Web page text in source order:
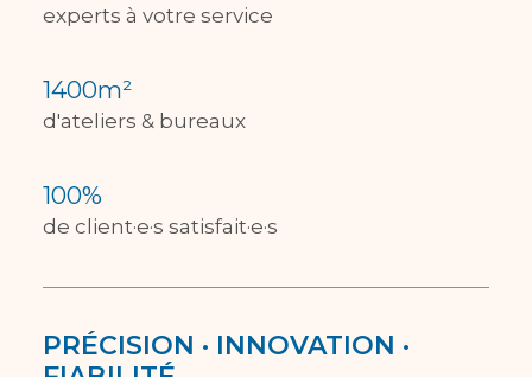
experts à votre service
1400m²
d'ateliers & bureaux
100%
de client·e·s satisfait·e·s
PRÉCISION · INNOVATION ·